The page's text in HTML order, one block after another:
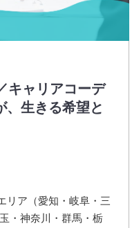
キャリアコーデ
、生きる希望と
リア（愛知・岐阜・三
・神奈川・群馬・栃